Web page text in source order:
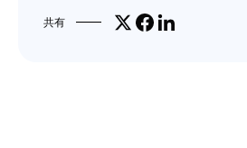
共有 Share on X
Facebookでシェア
LinkedInで共有